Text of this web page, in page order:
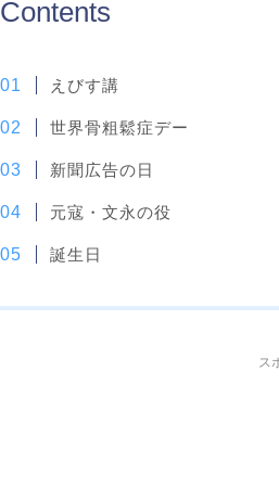
Contents
えびす講
世界骨粗鬆症デー
新聞広告の日
元寇・文永の役
誕生日
ス